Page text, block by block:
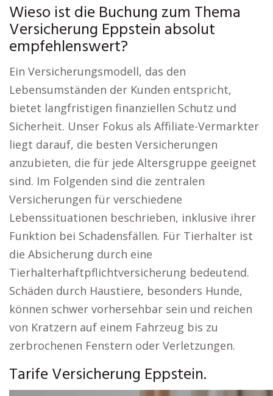
Wieso ist die Buchung zum Thema
Versicherung Eppstein absolut
empfehlenswert?
Ein Versicherungsmodell, das den
Lebensumständen der Kunden entspricht,
bietet langfristigen finanziellen Schutz und
Sicherheit. Unser Fokus als Affiliate-Vermarkter
liegt darauf, die besten Versicherungen
anzubieten, die für jede Altersgruppe geeignet
sind. Im Folgenden sind die zentralen
Versicherungen für verschiedene
Lebenssituationen beschrieben, inklusive ihrer
Funktion bei Schadensfällen. Für Tierhalter ist
die Absicherung durch eine
Tierhalterhaftpflichtversicherung bedeutend.
Schäden durch Haustiere, besonders Hunde,
können schwer vorhersehbar sein und reichen
von Kratzern auf einem Fahrzeug bis zu
zerbrochenen Fenstern oder Verletzungen.
Tarife Versicherung Eppstein.